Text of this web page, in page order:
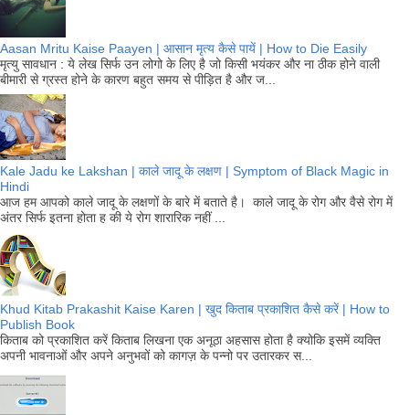
Aasan Mritu Kaise Paayen | आसान मृत्य कैसे पायें | How to Die Easily
मृत्यु सावधान : ये लेख सिर्फ उन लोगो के लिए है जो किसी भयंकर और ना ठीक होने वाली
बीमारी से ग्रस्त होने के कारण बहुत समय से पीड़ित है और ज...
Kale Jadu ke Lakshan | काले जादू के लक्षण | Symptom of Black Magic in
Hindi
आज हम आपको काले जादू के लक्षणों के बारे में बताते है। काले जादू के रोग और वैसे रोग में
अंतर सिर्फ इतना होता ह की ये रोग शारारिक नहीं ...
Khud Kitab Prakashit Kaise Karen | खुद किताब प्रकाशित कैसे करें | How to
Publish Book
किताब को प्रकाशित करें किताब लिखना एक अनूठा अहसास होता है क्योकि इसमें व्यक्ति
अपनी भावनाओं और अपने अनुभवों को कागज़ के पन्नो पर उतारकर स...